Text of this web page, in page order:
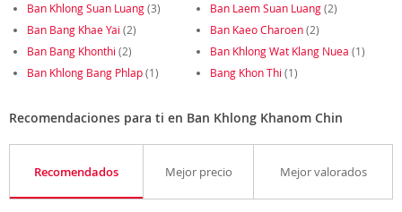
Ban Khlong Suan Luang(3) Ban Laem Suan Luang(2)
Ban Bang Khae Yai (2) Ban Kaeo Charoen(2)
Ban Bang Khonthi (2) Ban Khlong Wat Klang Nuea (1)
Ban Khlong Bang Phlap(1) Bang Khon Thi (1)
Recomendaciones para ti en Ban Khlong Khanom Chin
Recomendados Mejor precio Mejor valorados